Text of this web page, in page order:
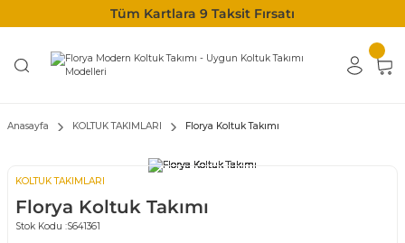
Tüm Kartlara 9 Taksit Fırsatı
Anasayfa KOLTUK TAKIMLARI Florya Koltuk Takımı
KOLTUK TAKIMLARI
Florya Koltuk Takımı
Stok Kodu :S641361